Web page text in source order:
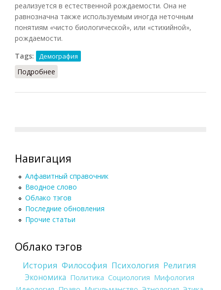
реализуется в естественной рождаемости. Она не
равнозначна также используемым иногда неточным
понятиям «чисто биологической», или «стихийной»,
рождаемости.
Tags:
Демография
Подробнее
Навигация
Алфавитный справочник
Вводное слово
Облако тэгов
Последние обновления
Прочие статьи
Облако тэгов
История Философия Психология Религия
Экономика Политика Социология Мифология